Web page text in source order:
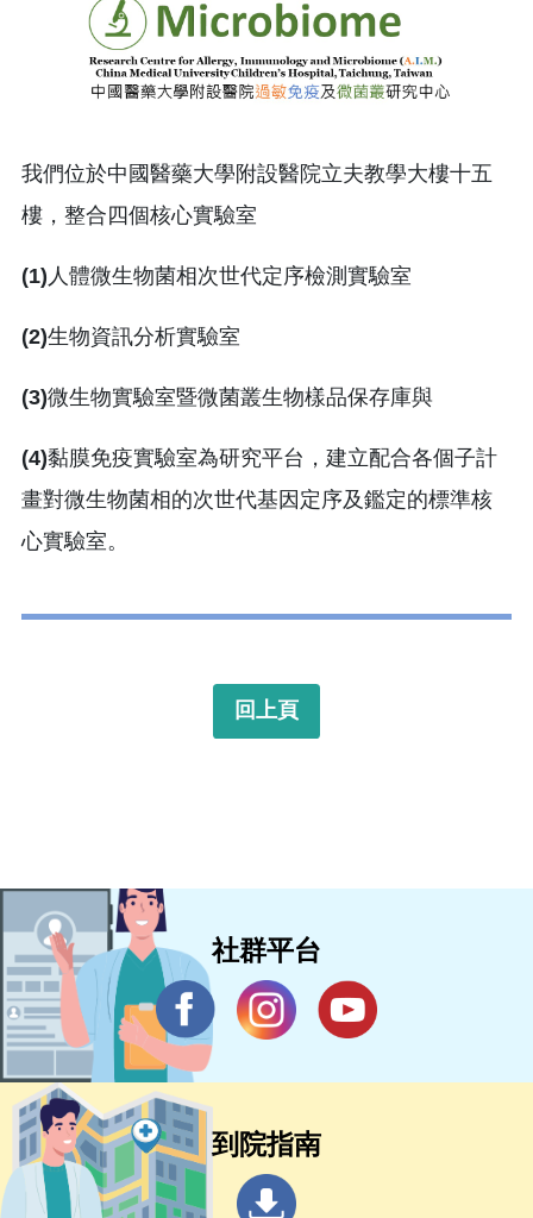
我們位於中國醫藥大學附設醫院立夫教學大樓十五
樓，整合四個核心實驗室
(1) 人體微生物菌相次世代定序檢測實驗室
(2)生物資訊分析實驗室
(3)微生物實驗室暨微菌叢生物樣品保存庫與
(4)黏膜免疫實驗室為研究平台，建立配合各個子計
畫對微生物菌相的次世代基因定序及鑑定的標準核
心實驗室。
回上頁
社群平台
到院指南